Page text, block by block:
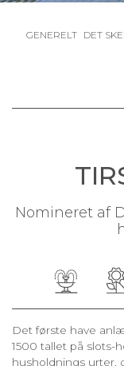
GENERELT DET
Nomineret af
Det første have
1500 tallet på slots-
husholdnings urter,